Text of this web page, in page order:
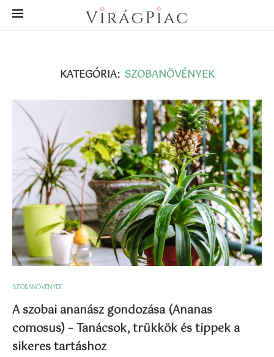
KATEGÓRIA: SZOBANÖVÉNYEK
SZOBANÖVÉNYEK
A szobai ananász gondozása (Ananas
comosus) – Tanácsok, trükkök és tippek a
sikeres tartáshoz